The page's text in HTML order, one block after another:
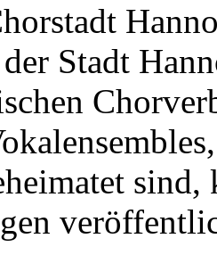
Stadt
sind,